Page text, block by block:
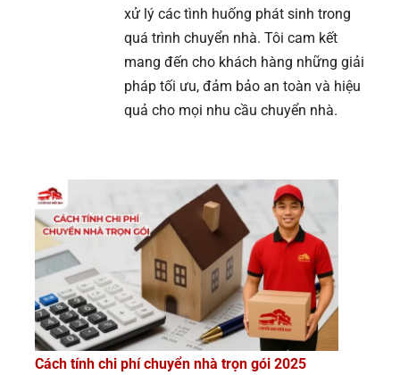
xử lý các tình huống phát sinh trong
quá trình chuyển nhà. Tôi cam kết
mang đến cho khách hàng những giải
pháp tối ưu, đảm bảo an toàn và hiệu
quả cho mọi nhu cầu chuyển nhà.
Cách tính chi phí chuyển nhà trọn gói 2025